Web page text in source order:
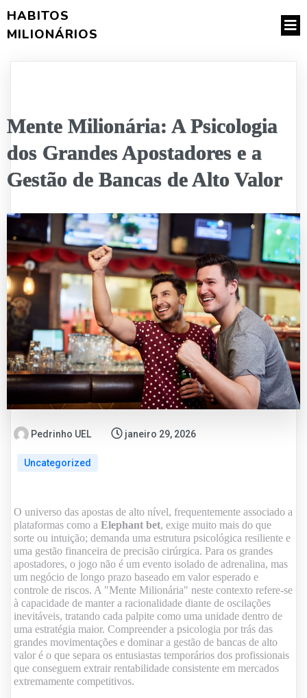
HABITOS
MILIONÁRIOS
Mente Milionária: A Psicologia
dos Grandes Apostadores e a
Gestão de Bancas de Alto Valor
Pedrinho UEL janeiro 29, 2026
Uncategorized
O universo das apostas de alto nível, frequentemente associado a
plataformas como a Elephant bet, exige muito mais do que
sorte ou intuição; demanda uma estrutura psicológica resiliente e
uma gestão financeira de precisão cirúrgica. Para os grandes
apostadores, o jogo não é um evento isolado de adrenalina, mas
um negócio de longo prazo baseado em valor esperado e
controle de riscos. A "Mente Milionária" neste contexto refere-se
à capacidade de manter a racionalidade diante de oscilações
inevitáveis, tratando cada palpite como uma unidade dentro de
uma estratégia maior. Compreender a psicologia por trás das
grandes movimentações e dominar a gestão de bancas de alto
valor é o que separa os entusiastas temporários dos profissionais
que conseguem extrair rentabilidade consistente em mercados
extremamente competitivos.